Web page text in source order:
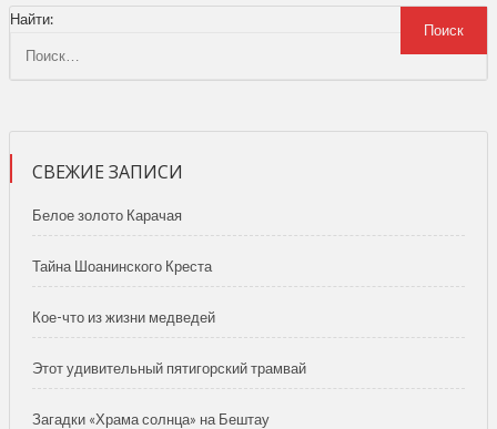
Найти:
СВЕЖИЕ ЗАПИСИ
Белое золото Карачая
Тайна Шоанинского Креста
Кое-что из жизни медведей
Этот удивительный пятигорский трамвай
Загадки «Храма солнца» на Бештау